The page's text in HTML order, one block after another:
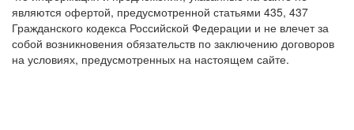
являются офертой, предусмотренной статьями 435, 437
Гражданского кодекса Российской Федерации и не влечет за
собой возникновения обязательств по заключению договоров
на условиях, предусмотренных на настоящем сайте.